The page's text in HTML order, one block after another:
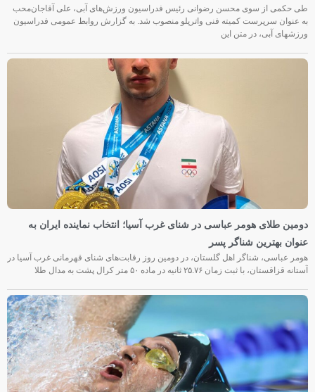
طی حکمی از سوی محسن رضوانی رئیس فدراسیون ورزش‌های آبی، علی آقاجان‌محب
به عنوان سرپرست کمیته فنی واترپلو منصوب شد. به گزارش روابط عمومی فدراسیون
ورزشهای آبی، در متن این
دومین طلای هومر عباسی در شنای غرب آسیا؛ انتخاب نماینده ایران به
عنوان بهترین شناگر پسر
هومر عباسی، شناگر اهل گلستان، در دومین روز رقابت‌های شنای قهرمانی غرب آسیا در
آستانه قزاقستان، با ثبت زمان ۲۵.۷۶ ثانیه در ماده ۵۰ متر کرال پشت به مدال طلا